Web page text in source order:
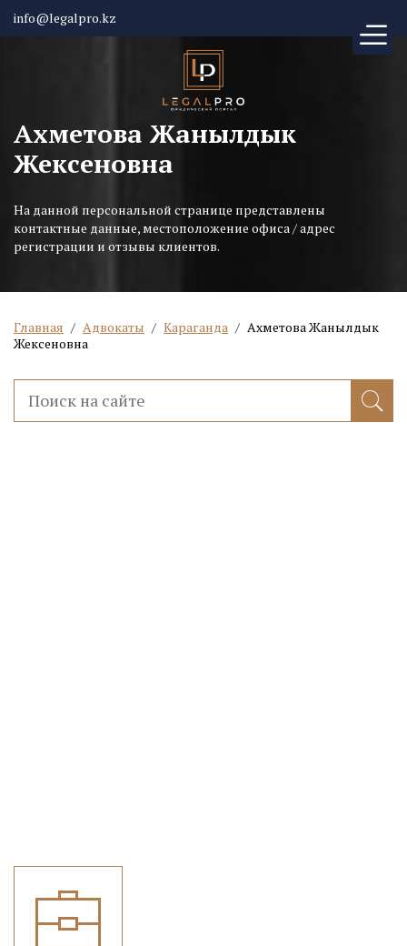
info@legalpro.kz
Ахметова Жанылдык
Жексеновна
На данной персональной странице представлены
контактные данные, местоположение офиса / адрес
регистрации и отзывы клиентов.
Главная / Адвокаты / Караганда / Ахметова Жанылдык
Жексеновна